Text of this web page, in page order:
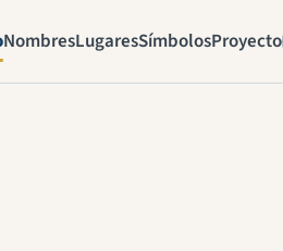
NombresLugaresSímbolosProyecto